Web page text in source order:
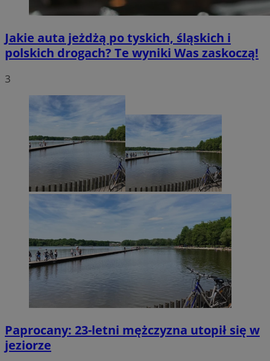
Jakie auta jeżdżą po tyskich, śląskich i
polskich drogach? Te wyniki Was zaskoczą!
3
Paprocany: 23-letni mężczyzna utopił się w
jeziorze